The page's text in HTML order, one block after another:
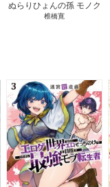
ぬらりひょんの孫 モノク
ロ版 1
椎橋寛